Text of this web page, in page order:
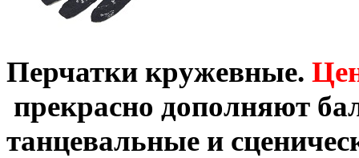
Перчатки кружевные.
прекрасно дополняют
танцевальные и